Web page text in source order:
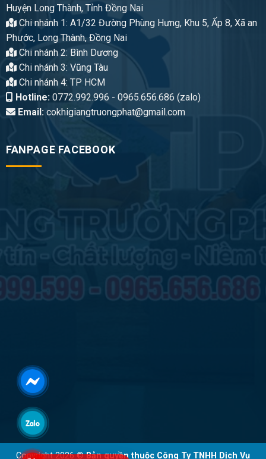
Huyện Long Thành, Tỉnh Đồng Nai
Chi nhánh 1: A1/32 Đường Phùng Hưng, Khu 5, Ấp 8, Xã an
Phước, Long Thành, Đồng Nai
Chi nhánh 2: Bình Dương
Chi nhánh 3: Vũng Tàu
Chi nhánh 4: TP HCM
Hotline:0772.992.996 - 0965.656.686 (zalo)
Email:cokhigiangtruongphat@gmail.com
FANPAGE FACEBOOK
Copyright 2026 ©Bản quyền thuộc Công Ty TNHH Dịch Vụ